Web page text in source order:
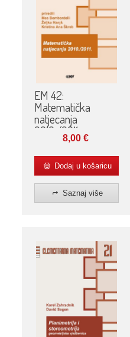
EM 42:
Matematička
natjecanja
2010./2011.
8,00 €
Dodaj u košaricu
Saznaj više